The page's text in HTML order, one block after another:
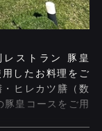
レストラン 豚皇
用したお料理をご
ヒレカツ膳（数
皇コースをご用